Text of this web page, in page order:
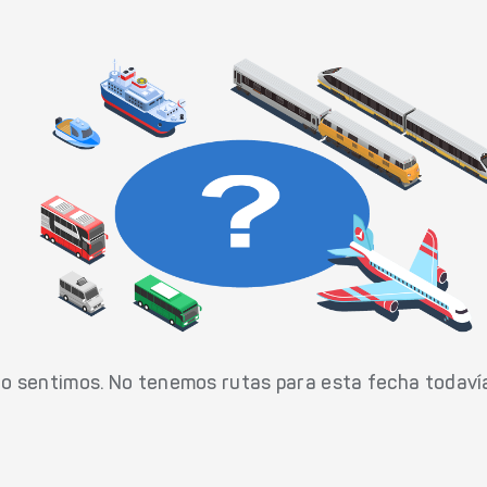
sentimos. No tenemos rutas para esta fecha